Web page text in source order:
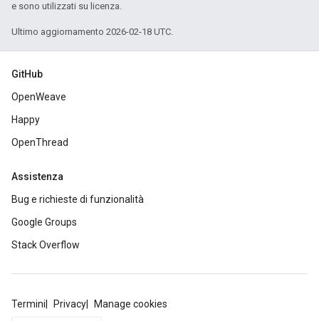
e sono utilizzati su licenza.
Ultimo aggiornamento 2026-02-18 UTC.
GitHub
OpenWeave
Happy
OpenThread
Assistenza
Bug e richieste di funzionalità
Google Groups
Stack Overflow
Termini Privacy Manage cookies